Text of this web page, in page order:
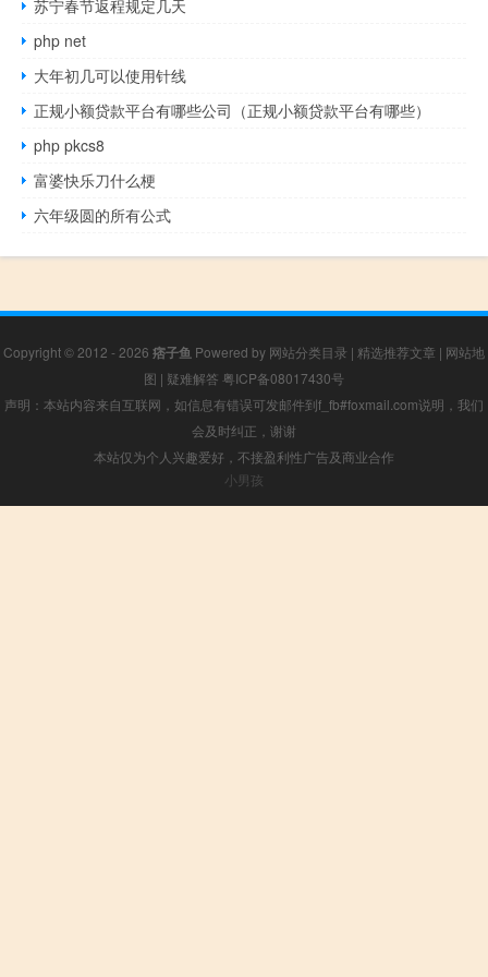
苏宁春节返程规定几天
php net
大年初几可以使用针线
正规小额贷款平台有哪些公司（正规小额贷款平台有哪些）
php pkcs8
富婆快乐刀什么梗
六年级圆的所有公式
Copyright © 2012 - 2026 痞子鱼 Powered by 网站分类目录 | 精选推荐文章 | 网站地
图 | 疑难解答 粤ICP备08017430号
声明：本站内容来自互联网，如信息有错误可发邮件到f_fb#foxmail.com说明，我们
会及时纠正，谢谢
本站仅为个人兴趣爱好，不接盈利性广告及商业合作
小男孩